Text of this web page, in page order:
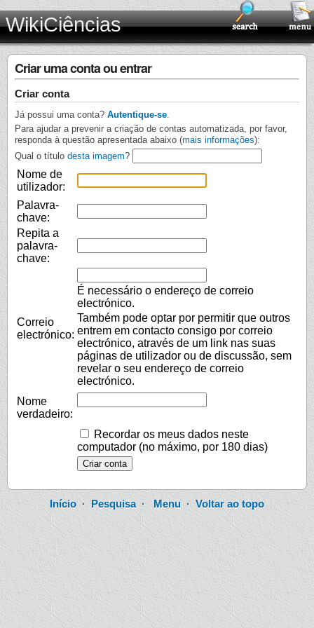
WikiCiências
Criar uma conta ou entrar
Criar conta
Já possui uma conta? Autentique-se
Para ajudar a prevenir a criação de contas automatizada, por favor,
responda à questão apresentada abaixo (mais informações):
Qual o título desta imagem?
Nome de
utilizador:
Palavra-
chave:
Repita a
palavra-
chave:
Correio
electrónico:
É necessário o endereço de correio
electrónico.
Também pode optar por permitir que outros
entrem em contacto consigo por correio
electrónico, através de um link nas suas
páginas de utilizador ou de discussão, sem
revelar o seu endereço de correio
electrónico.
Nome
verdadeiro:
Recordar os meus dados neste
computador (no máximo, por 180 dias)
Início·Pesquisa· Menu· Voltar ao topo